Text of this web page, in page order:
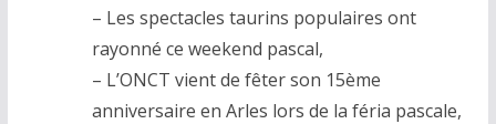
– Les spectacles taurins populaires ont
rayonné ce weekend pascal,
– L’ONCT vient de fêter son 15ème
anniversaire en Arles lors de la féria pascale,